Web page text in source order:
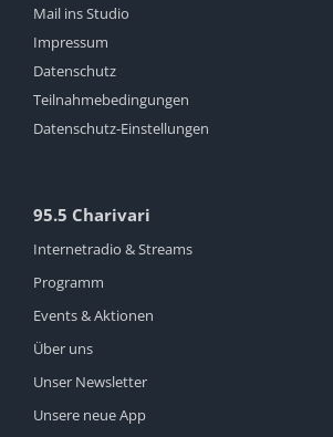
Mail ins Studio
Impressum
Datenschutz
Teilnahmebedingungen
Datenschutz-Einstellungen
95.5 Charivari
Internetradio & Streams
Programm
Events & Aktionen
Über uns
Unser Newsletter
Unsere neue App